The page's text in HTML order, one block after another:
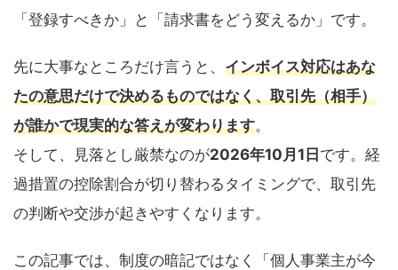
「登録すべきか」と「請求書をどう変えるか」です。
先に大事なところだけ言うと、 インボイス対応はあな
たの意思だけで決めるものではなく、取引先（相手）
が誰かで現実的な答えが変わります。
そして、見落とし厳禁なのが2026年10月1日です。経
過措置の控除割合が切り替わるタイミングで、取引先
の判断や交渉が起きやすくなります。
この記事では、制度の暗記ではなく「個人事業主が今